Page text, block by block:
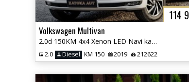
114
Volkswagen Multivan
2.0d 150KM 4x4 Xenon LED Navi kamera Grzane Fot. Front Ass. 7 osob
2.0 Diesel KM 150 2019 212622